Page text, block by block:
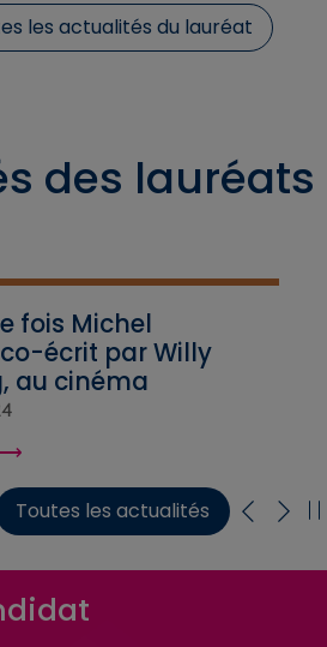
les actualités du lauréat
des lauréats
fois Michel
écrit par Willy
au cinéma
Toutes les actualités